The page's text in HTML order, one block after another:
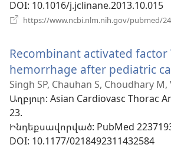
DOI‎: 10.1016/j.jclinane.2013.10.015
https://www.ncbi.nlm.nih.gov/pubmed/
Recombinant activated factor
hemorrhage after pediatric
Singh SP, Chauhan S, Choudhary M,
Աղբյուր‎: Asian Cardiovasc Thorac
23.
Ինդեքսավորված‎: PubMed
DOI‎: 10.1177/0218492311432584